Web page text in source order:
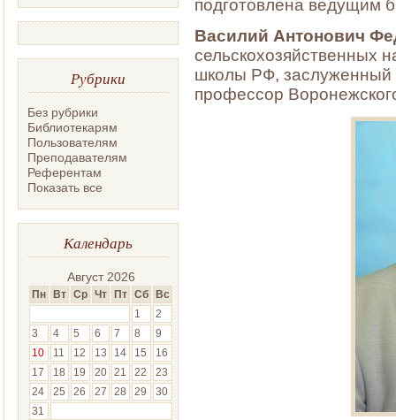
Рубрики
Без рубрики
Библиотекарям
Пользователям
Преподавателям
Референтам
Показать все
Календарь
Август 2026
Пн Вт Ср Чт Пт Сб Вс
1
2
3
4 5 6 7 8
9
10
11 12 13 14 15
16
17
18 19 20 21 22
23
24
25 26 27 28 29
30
31
подготовлена ведущим
Василий Антонович
сельскохозяйственных
школы РФ, заслуженный
профессор